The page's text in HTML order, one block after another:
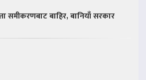
समीकरणबाट बाहिर, बानियाँ सरकार